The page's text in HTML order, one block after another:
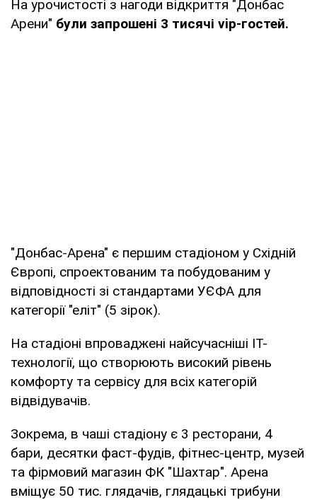
На урочистості з нагоди відкриття "Донбас
Арени" були запрошені 3 тисячі vip-гостей.
"Донбас-Арена" є першим стадіоном у Східній
Європі, спроектованим та побудованим у
відповідності зі стандартами УЄФА для
категорії "еліт" (5 зірок).
На стадіоні впроваджені найсучасніші IT-
технології, що створюють високий рівень
комфорту та сервісу для всіх категорій
відвідувачів.
Зокрема, в чаші стадіону є 3 ресторани, 4
бари, десятки фаст-фудів, фітнес-центр, музей
та фірмовий магазин ФК "Шахтар". Арена
вміщує 50 тис. глядачів, глядацькі трибуни